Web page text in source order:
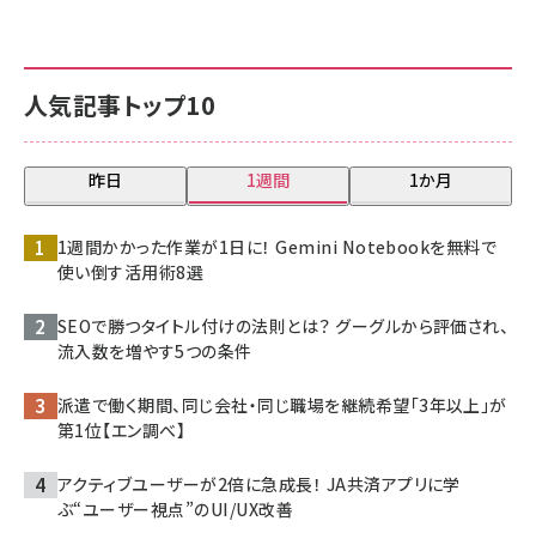
人気記事トップ10
昨日 1週間 1か月
1週間かかった作業が1日に！ Gemini Notebookを無料で
使い倒す活用術8選
SEOで勝つタイトル付けの法則とは？ グーグルから評価され、
流入数を増やす5つの条件
派遣で働く期間、同じ会社・同じ職場を継続希望「3年以上」が
第1位【エン調べ】
アクティブユーザーが2倍に急成長！ JA共済アプリに学
ぶ“ユーザー視点”のUI/UX改善